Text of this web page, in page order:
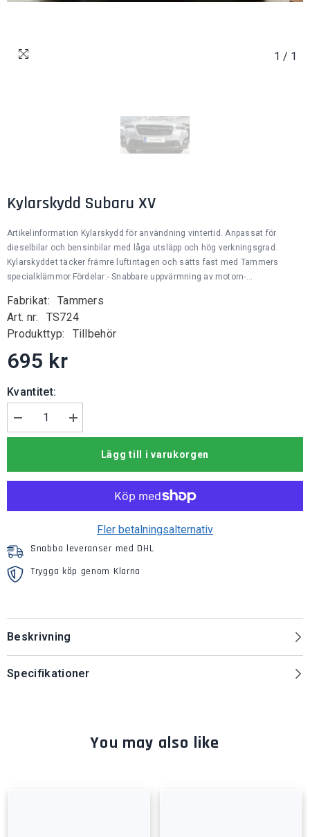
1 / 1
Kylarskydd Subaru XV
Artikelinformation Kylarskydd för användning vintertid. Anpassat för
dieselbilar och bensinbilar med låga utsläpp och hög verkningsgrad.
Kylarskyddet täcker främre luftintagen och sätts fast med Tammers
specialklämmor.Fördelar:- Snabbare uppvärmning av motorn-...
Fabrikat:
Tammers
Art. nr:
TS724
Produkttyp:
Tillbehör
695 kr
Kvantitet:
Minska
mängden
Subaru
Öka
kvantiteten
Kylarskydd
Subaru
Lägg till i varukorgen
Fler betalningsalternativ
Snabba leveranser med DHL
Trygga köp genom Klarna
Beskrivning
Specifikationer
You may also like